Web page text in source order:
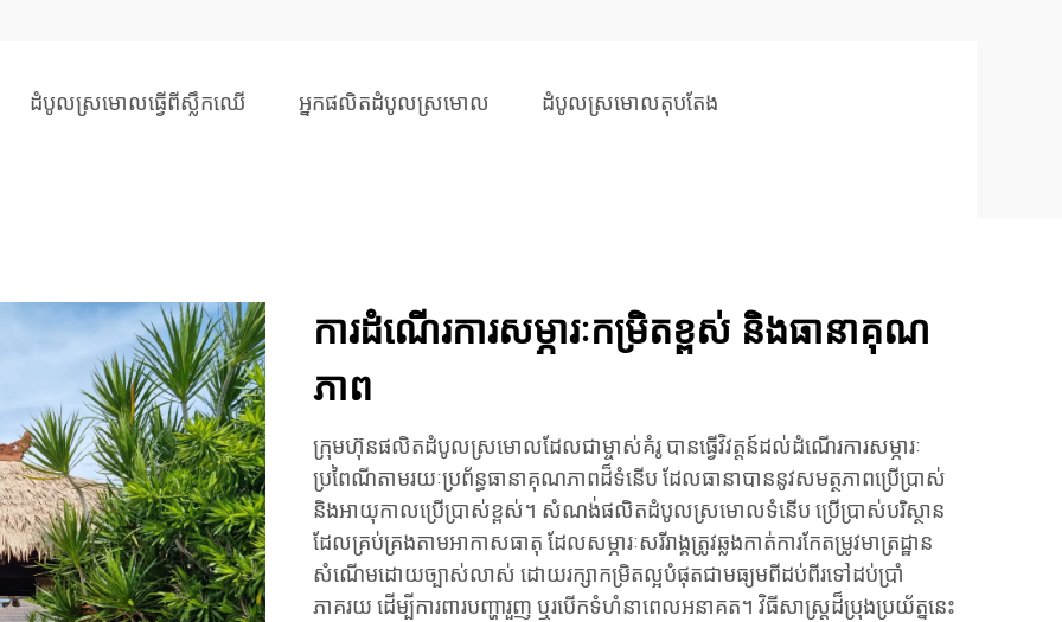
ដំបូលស្រមោលធ្វើពីស្លឹកឈើ អ្នកផលិតដំបូលស្រមោល ដំបូលស្រមោលតុបតែង
ការដំណើរការសម្ភារៈកម្រិតខ្ពស់ និងធានាគុណ
ភាព
ក្រុមហ៊ុនផលិតដំបូលស្រមោលដែលជាម្ចាស់គំរូ បានធ្វើវិវត្តន៍ដល់ដំណើរការសម្ភារៈ
ប្រពៃណីតាមរយៈប្រព័ន្ធធានាគុណភាពដ៏ទំនើប ដែលធានាបាននូវសមត្ថភាពប្រើប្រាស់
និងអាយុកាលប្រើប្រាស់ខ្ពស់។ សំណង់ផលិតដំបូលស្រមោលទំនើប ប្រើប្រាស់បរិស្ថាន
ដែលគ្រប់គ្រងតាមអាកាសធាតុ ដែលសម្ភារៈសរីរាង្គត្រូវឆ្លងកាត់ការកែតម្រូវមាត្រដ្ឋាន
សំណើមដោយច្បាស់លាស់ ដោយរក្សាកម្រិតល្អបំផុតជាមធ្យមពីដប់ពីរទៅដប់ប្រាំ
ភាគរយ ដើម្បីការពារបញ្ហារួញ ឬរបើកទំហំនាពេលអនាគត។ វិធីសាស្ត្រដ៏ប្រុងប្រយ័ត្ននេះ